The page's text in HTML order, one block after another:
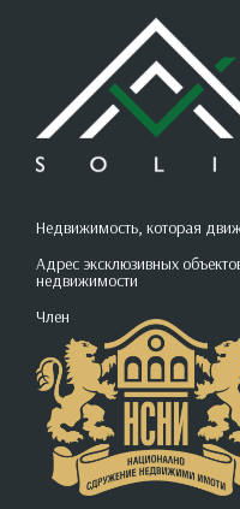
Недвижимость, которая
Адрес эксклюзивных
недвижимости
Член